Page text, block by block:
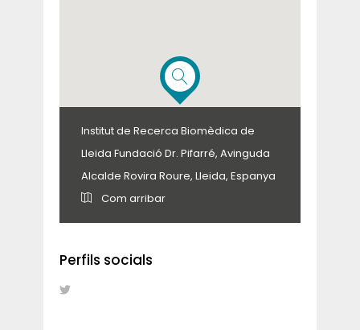
Institut de Recerca Biomèdica de
Lleida Fundació Dr. Pifarré, Avinguda
Alcalde Rovira Roure, Lleida, Espanya
Com arribar
Perfils socials